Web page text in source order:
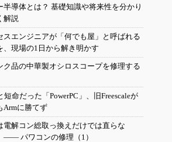
半導体とは？ 基礎知識や将来性を分かり
解説
スエンジニアが「何でも屋」と呼ばれる
、現場の1日から解き明かす
ク品の中華製オシロスコープを修理する
短命だった「PowerPC」、旧Freescaleが
Armに勝てず
電解コン総取っ換えだけでは直らな
パワコンの修理（1）